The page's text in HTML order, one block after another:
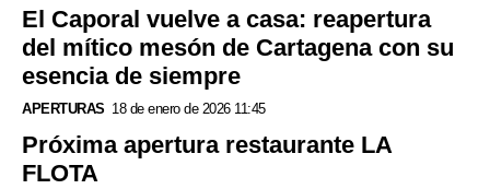
El Caporal vuelve a casa: reapertura
del mítico mesón de Cartagena con su
esencia de siempre
APERTURAS 18 de enero de 2026 11:45
Próxima apertura restaurante LA
FLOTA